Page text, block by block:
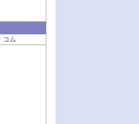
コム